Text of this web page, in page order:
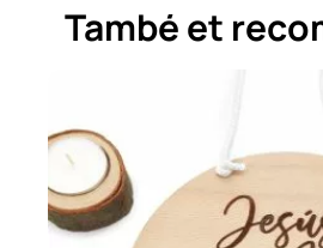
També et